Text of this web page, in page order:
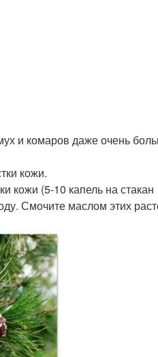
и комаров даже очень
кожи.
кожи (5-10 капель на стакан
Смочите маслом этих